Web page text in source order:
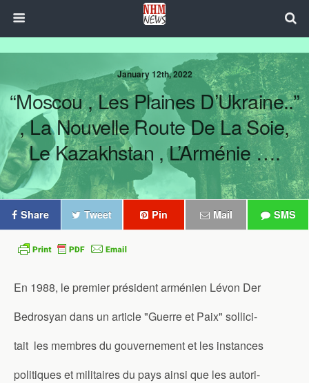
January 12th, 2022
“Moscou , Les Plaines D’Ukraine..”
, La Nouvelle Route De La Soie,
Le Kazakhstan , L’Arménie ….
Share Tweet Pin Mail SMS
En 1988, le premier président arménien Lévon Der
Bedrosyan dans un article "Guerre et Paix" sollici-
tait les membres du gouvernement et les instances
politiques et militaires du pays ainsi que les autori-